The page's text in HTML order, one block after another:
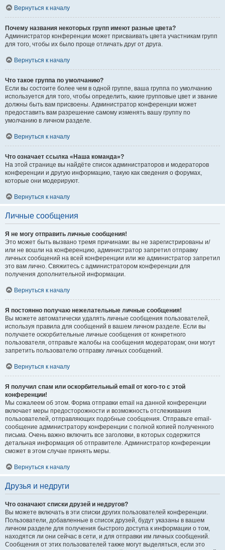
Вернуться к началу
Почему названия некоторых групп имеют разные цвета?
Администратор конференции может присваивать цвета участникам групп
для того, чтобы их было проще отличать друг от друга.
Вернуться к началу
Что такое группа по умолчанию?
Если вы состоите более чем в одной группе, ваша группа по умолчанию
используется для того, чтобы определить, какие групповые цвет и звание
должны быть вам присвоены. Администратор конференции может
предоставить вам разрешение самому изменять вашу группу по
умолчанию в личном разделе.
Вернуться к началу
Что означает ссылка «Наша команда»?
На этой странице вы найдёте список администраторов и модераторов
конференции и другую информацию, такую как сведения о форумах,
которые они модерируют.
Вернуться к началу
Личные сообщения
Я не могу отправить личные сообщения!
Это может быть вызвано тремя причинами: вы не зарегистрированы и/
или не вошли на конференцию, администратор запретил отправку
личных сообщений на всей конференции или же администратор запретил
это вам лично. Свяжитесь с администратором конференции для
получения дополнительной информации.
Вернуться к началу
Я постоянно получаю нежелательные личные сообщения!
Вы можете автоматически удалять личные сообщения пользователей,
используя правила для сообщений в вашем личном разделе. Если вы
получаете оскорбительные личные сообщения от конкретного
пользователя, отправьте жалобы на сообщения модераторам; они могут
запретить пользователю отправку личных сообщений.
Вернуться к началу
Я получил спам или оскорбительный email от кого-то с этой
конференции!
Мы сожалеем об этом. Форма отправки email на данной конференции
включает меры предосторожности и возможность отслеживания
пользователей, отправляющих подобные сообщения. Отправьте email-
сообщение администратору конференции с полной копией полученного
письма. Очень важно включить все заголовки, в которых содержится
детальная информация об отправителе. Администратор конференции
сможет в этом случае принять меры.
Вернуться к началу
Друзья и недруги
Что означают списки друзей и недругов?
Вы можете включать в эти списки других пользователей конференции.
Пользователи, добавленные в список друзей, будут указаны в вашем
личном разделе для получения быстрого доступа к информации о том,
находятся ли они сейчас в сети, и для отправки им личных сообщений.
Сообщения от этих пользователей также могут выделяться, если это